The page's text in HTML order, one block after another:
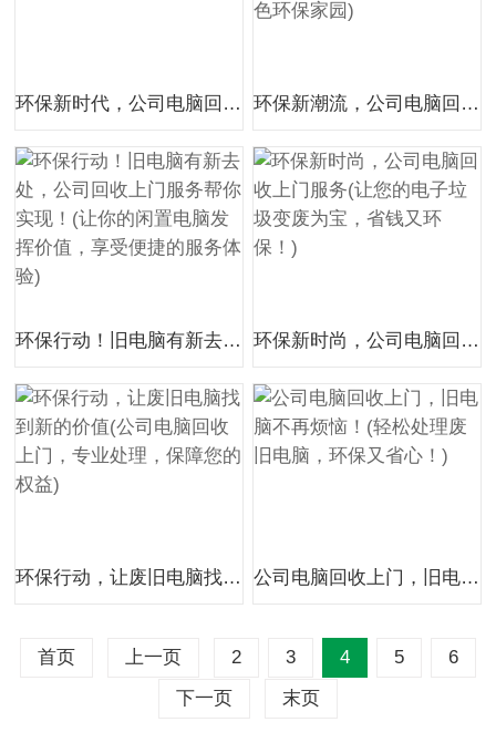
环保新时代，公司电脑回收上门服务了解一下！ 环保新潮流，公司电脑回收上门服务来袭！(让您的闲置电脑发挥价值，共建绿色环保家园)
环保行动！旧电脑有新去处，公司回收上门服务帮你实现！(让你的闲置电脑发挥价值，享受便捷的服务体验) 环保新时尚，公司电脑回收上门服务(让您的电子垃圾变废为宝，省钱又环保！)
环保行动，让废旧电脑找到新的价值(公司电脑回收上门，专业处理，保障您的权益) 公司电脑回收上门，旧电脑不再烦恼！(轻松处理废旧电脑，环保又省心！)
首页 上一页 2 3 4 5
6
下一页
末页